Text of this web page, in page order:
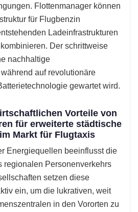
Flottenmanager können
für Flugbenzin
Ladeinfrastrukturen
Der schrittweise
nachhaltige
auf revolutionäre
gewartet wird.
Vorteile von
für erweiterte städtische
Markt für Flugtaxis
Energiequellen beeinflusst die
regionalen Personenverkehrs
setzen diese
ein, um die lukrativen, weit
in den Vororten zu